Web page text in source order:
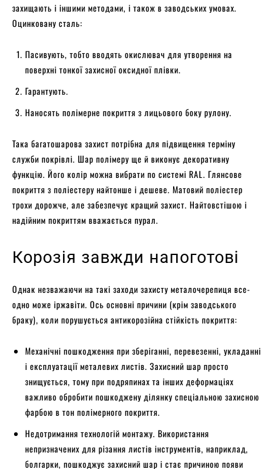
захищають і іншими методами, і також в заводських умовах.
Оцинковану сталь:
Пасивують, тобто вводять окислювач для утворення на
поверхні тонкої захисної оксидної плівки.
Гарантують.
Наносять полімерне покриття з лицьового боку рулону.
Така багатошарова захист потрібна для підвищення терміну
служби покрівлі. Шар полімеру ще й виконує декоративну
функцію. Його колір можна вибрати по системі RAL. Глянсове
покриття з поліестеру найтонше і дешеве. Матовий поліестер
трохи дорожче, але забезпечує кращий захист. Найтовстішою і
надійним покриттям вважається пурал.
Корозія завжди напоготові
Однак незважаючи на такі заходи захисту металочерепиця все-
одно може іржавіти. Ось основні причини (крім заводського
браку), коли порушується антикорозійна стійкість покриття:
Механічні пошкодження при зберіганні, перевезенні, укладанні
і експлуатації металевих листів. Захисний шар просто
знищується, тому при подряпинах та інших деформаціях
важливо обробити пошкоджену ділянку спеціальною захисною
фарбою в тон полімерного покриття.
Недотримання технологій монтажу. Використання
непризначених для різання листів інструментів, наприклад,
болгарки, пошкоджує захисний шар і стає причиною появи